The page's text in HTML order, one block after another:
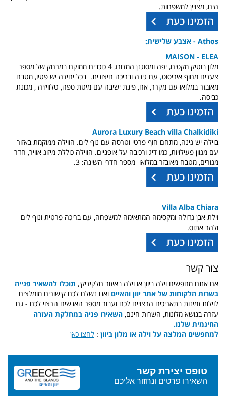
הים, מצויין למשפחות.
Athos - אצבע שלישית:
MAISON - ELEA
מלון בוטיק מקסים, יפה ומסוגנן המדורג 4 כוכבים ממוקם במרחק של מספר
צעדים מחוף איריסוס, עם גינה ובריכה חיצונית. בכל יחידה יש פטיו, מטבח
מאובזר במלואו עם מקרר, אח, פינת ישיבה עם מיטת ספה, טלוויזיה , מכונת
כביסה.
Aurora Luxury Beach villa Chalkidiki
בוילה יש גינה, מתחם חוף פרטי וטרסה עם נוף לים. הווילה ממוקמת באזור
עם מגוון פעילויות, כמו דיג ורכיבה על אופניים. הווילה כוללת מיזוג אוויר, חדר
מגורים, מטבח מאובזר במלואו מספר חדרי השינה: 3.
Villa Alba Chiara
וילת אבן גדולה ומקסימה המתאימה למשפחה, עם בריכה פרטית ונוף לים
ולהר אתוס.
צור קשר
אם אתם מחפשים וילה ביוון או וילה באיזור חלקידיקי, תוכלו להשאיר פנייה
בשרות הלקוחות של אתר יוון והאיים ואנו נשלח לכם קישורים מומלצים
לוילות זמינות בתאריכים הרצויים לכם ועבור מספר האנשים הרצוי לכם - גם
עזרה בנושא מלונות, השרות חינם, השאירו פניה במחלקת העזרה
החינמית שלנו.
למחפשים המלצה על וילה או מלון ביוון : לחצו כאן